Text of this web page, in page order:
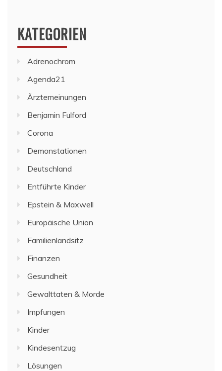
KATEGORIEN
Adrenochrom
Agenda21
Ärztemeinungen
Benjamin Fulford
Corona
Demonstationen
Deutschland
Entführte Kinder
Epstein & Maxwell
Europäische Union
Familienlandsitz
Finanzen
Gesundheit
Gewalttaten & Morde
Impfungen
Kinder
Kindesentzug
Lösungen